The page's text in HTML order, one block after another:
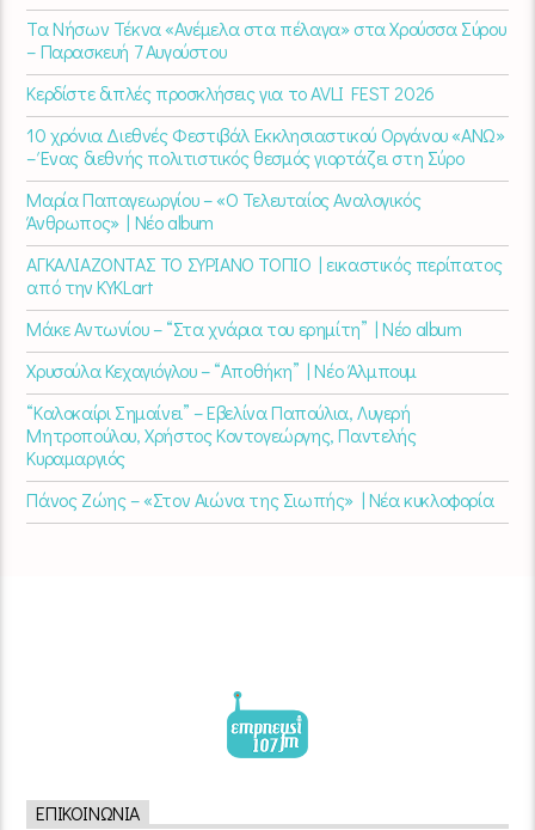
Τα Νήσων Τέκνα «Ανέμελα στα πέλαγα» στα Χρούσσα Σύρου
– Παρασκευή 7 Αυγούστου
Κερδίστε διπλές προσκλήσεις για το AVLI FEST 2026
10 χρόνια Διεθνές Φεστιβάλ Εκκλησιαστικού Οργάνου «ΑΝΩ»
– Ένας διεθνής πολιτιστικός θεσμός γιορτάζει στη Σύρο​
Μαρία Παπαγεωργίου – «Ο Τελευταίος Αναλογικός
Άνθρωπος» | Νέο album
ΑΓΚΑΛΙΑΖΟΝΤΑΣ ΤΟ ΣΥΡΙΑΝΟ ΤΟΠΙΟ | εικαστικός περίπατος
από την KYKLart
Μάκε Αντωνίου – “Στα χνάρια του ερημίτη” | Νέο album
Χρυσούλα Κεχαγιόγλου – “Αποθήκη” | Νέο Άλμπουμ
“Καλοκαίρι Σημαίνει” – Εβελίνα Παπούλια, Λυγερή
Μητροπούλου, Χρήστος Κοντογεώργης, Παντελής
Κυραμαργιός
Πάνος Ζώης – «Στον Αιώνα της Σιωπής» | Νέα κυκλοφορία
ΕΠΙΚΟΙΝΩΝΊΑ